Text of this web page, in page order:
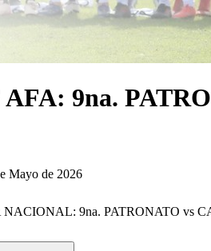
9na.
Mayo de 2026
9na. PATRONATO vs